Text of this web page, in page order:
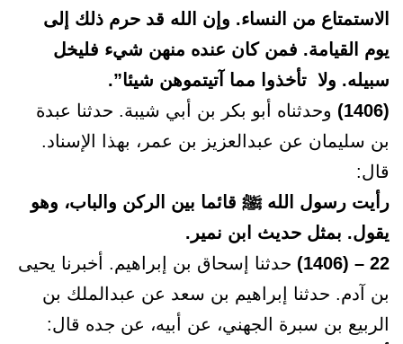
الاستمتاع من النساء. وإن الله قد حرم ذلك إلى
يوم القيامة. فمن كان عنده منهن شيء فليخل
سبيله. ولا تأخذوا مما آتيتموهن شيئا”.
(1406)
وحدثناه أبو بكر بن أبي شيبة. حدثنا عبدة
بن سليمان عن عبدالعزيز بن عمر، بهذا الإسناد.
قال:
رأيت رسول الله ﷺ قائما بين الركن والباب، وهو
يقول. بمثل حديث ابن نمير.
22 – (1406)
حدثنا إسحاق بن إبراهيم. أخبرنا يحيى
بن آدم. حدثنا إبراهيم بن سعد عن عبدالملك بن
الربيع بن سبرة الجهني، عن أبيه، عن جده قال: